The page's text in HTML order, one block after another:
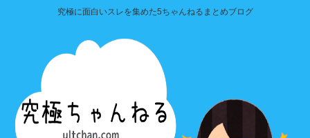
究極に面白いスレを集めた5ちゃんねるまとめブログ